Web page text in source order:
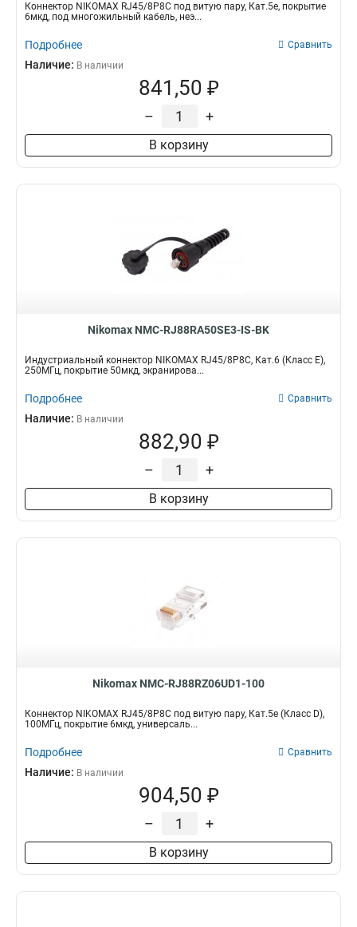
Коннектор NIKOMAX RJ45/8P8C под витую пару, Кат.5е, покрытие
6мкд, под многожильный кабель, неэ...
Подробнее Сравнить
Наличие: В наличии
841,50 ₽
– +
В корзину
Nikomax NMC-RJ88RA50SE3-IS-BK
Индустриальный коннектор NIKOMAX RJ45/8P8C, Кат.6 (Класс E),
250МГц, покрытие 50мкд, экранирова...
Подробнее Сравнить
Наличие: В наличии
882,90 ₽
– +
В корзину
Nikomax NMC-RJ88RZ06UD1-100
Коннектор NIKOMAX RJ45/8P8C под витую пару, Кат.5e (Класс D),
100МГц, покрытие 6мкд, универсаль...
Подробнее Сравнить
Наличие: В наличии
904,50 ₽
– +
В корзину